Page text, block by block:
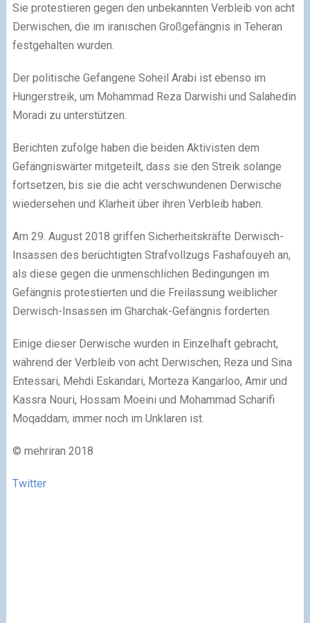
Sie protestieren gegen den unbekannten Verbleib von acht
Derwischen, die im iranischen Großgefängnis in Teheran
festgehalten wurden.
Der politische Gefangene Soheil Arabi ist ebenso im
Hungerstreik, um Mohammad Reza Darwishi und Salahedin
Moradi zu unterstützen.
Berichten zufolge haben die beiden Aktivisten dem
Gefängniswärter mitgeteilt, dass sie den Streik solange
fortsetzen, bis sie die acht verschwundenen Derwische
wiedersehen und Klarheit über ihren Verbleib haben.
Am 29. August 2018 griffen Sicherheitskräfte Derwisch-
Insassen des berüchtigten Strafvollzugs Fashafouyeh an,
als diese gegen die unmenschlichen Bedingungen im
Gefängnis protestierten und die Freilassung weiblicher
Derwisch-Insassen im Gharchak-Gefängnis forderten.
Einige dieser Derwische wurden in Einzelhaft gebracht,
während der Verbleib von acht Derwischen; Reza und Sina
Entessari, Mehdi Eskandari, Morteza Kangarloo, Amir und
Kassra Nouri, Hossam Moeini und Mohammad Scharifi
Moqaddam, immer noch im Unklaren ist.
© mehriran 2018
Twitter